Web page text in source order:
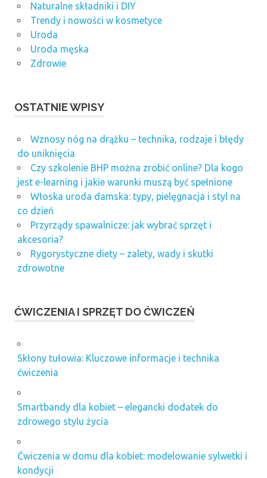
Naturalne składniki i DIY
Trendy i nowości w kosmetyce
Uroda
Uroda męska
Zdrowie
OSTATNIE WPISY
Wznosy nóg na drążku – technika, rodzaje i błędy
do uniknięcia
Czy szkolenie BHP można zrobić online? Dla kogo
jest e-learning i jakie warunki muszą być spełnione
Włoska uroda damska: typy, pielęgnacja i styl na
co dzień
Przyrządy spawalnicze: jak wybrać sprzęt i
akcesoria?
Rygorystyczne diety – zalety, wady i skutki
zdrowotne
ĆWICZENIA I SPRZĘT DO ĆWICZEŃ
Skłony tułowia: Kluczowe informacje i technika
ćwiczenia
Smartbandy dla kobiet – elegancki dodatek do
zdrowego stylu życia
Ćwiczenia w domu dla kobiet: modelowanie sylwetki i
kondycji